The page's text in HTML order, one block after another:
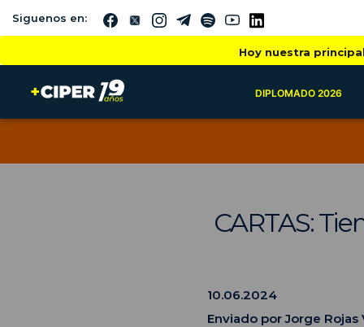
Siguenos en:
Hoy nuestra
DIPLOMADO 2026
CARTAS:
10.06.2024
Enviado por Jorge